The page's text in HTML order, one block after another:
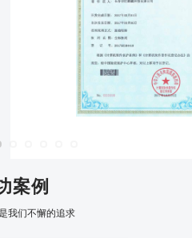
案例
我们不懈的追求